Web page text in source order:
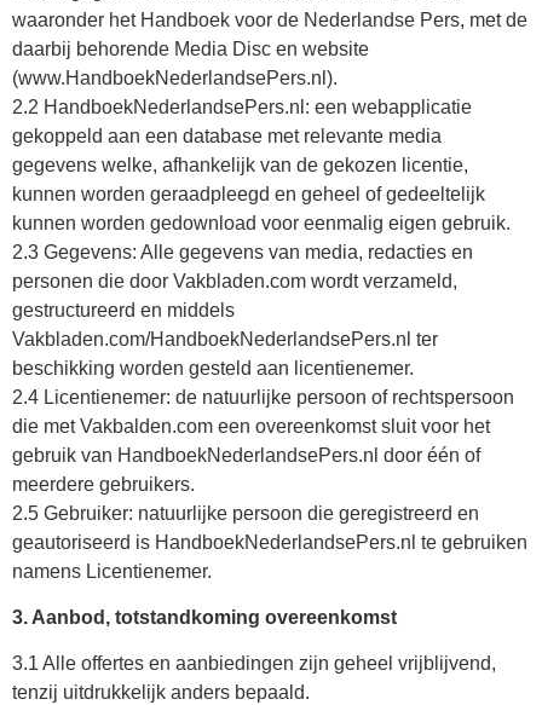
waaronder het Handboek voor de Nederlandse Pers, met de
daarbij behorende Media Disc en website
(www.HandboekNederlandsePers.nl).
2.2 HandboekNederlandsePers.nl: een webapplicatie
gekoppeld aan een database met relevante media
gegevens welke, afhankelijk van de gekozen licentie,
kunnen worden geraadpleegd en geheel of gedeeltelijk
kunnen worden gedownload voor eenmalig eigen gebruik.
2.3 Gegevens: Alle gegevens van media, redacties en
personen die door Vakbladen.com wordt verzameld,
gestructureerd en middels
Vakbladen.com/HandboekNederlandsePers.nl ter
beschikking worden gesteld aan licentienemer.
2.4 Licentienemer: de natuurlijke persoon of rechtspersoon
die met Vakbalden.com een overeenkomst sluit voor het
gebruik van HandboekNederlandsePers.nl door één of
meerdere gebruikers.
2.5 Gebruiker: natuurlijke persoon die geregistreerd en
geautoriseerd is HandboekNederlandsePers.nl te gebruiken
namens Licentienemer.
3. Aanbod, totstandkoming overeenkomst
3.1 Alle offertes en aanbiedingen zijn geheel vrijblijvend,
tenzij uitdrukkelijk anders bepaald.